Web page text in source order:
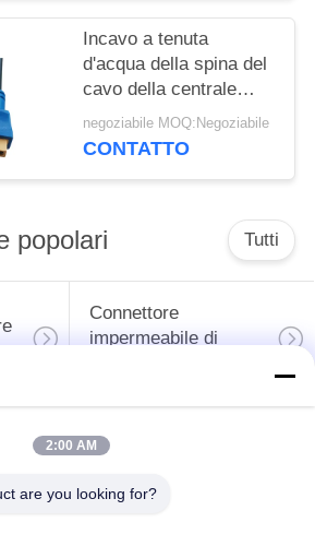
Incavo a tenuta
d'acqua della spina del
cavo della centrale
elettrica di carico del
connettore di IP68
negoziabile MOQ:Negoziabile
CONTATTO
popolari Tutti
Connettore
impermeabile di
lampada E27
2:00 AM
are you looking for?